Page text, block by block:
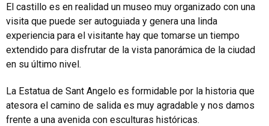
El castillo es en realidad un museo muy organizado con una
visita que puede ser autoguiada y genera una linda
experiencia para el visitante hay que tomarse un tiempo
extendido para disfrutar de la vista panorámica de la ciudad
en su último nivel.
La Estatua de Sant Angelo es formidable por la historia que
atesora el camino de salida es muy agradable y nos damos
frente a una avenida con esculturas históricas.